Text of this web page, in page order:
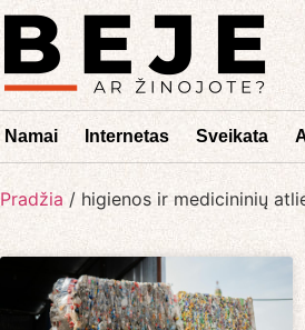
Namai Internetas Sveikata
Pradžia / higienos ir medicininių